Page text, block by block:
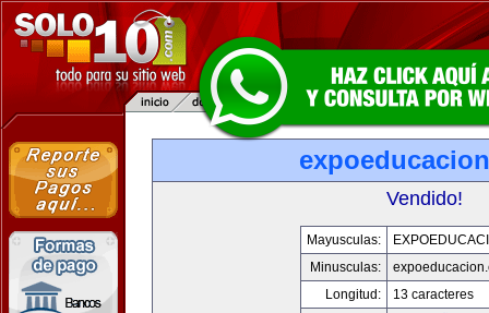
Vendido!
Mayusculas:
Minusculas:
Longitud:
13 caracteres